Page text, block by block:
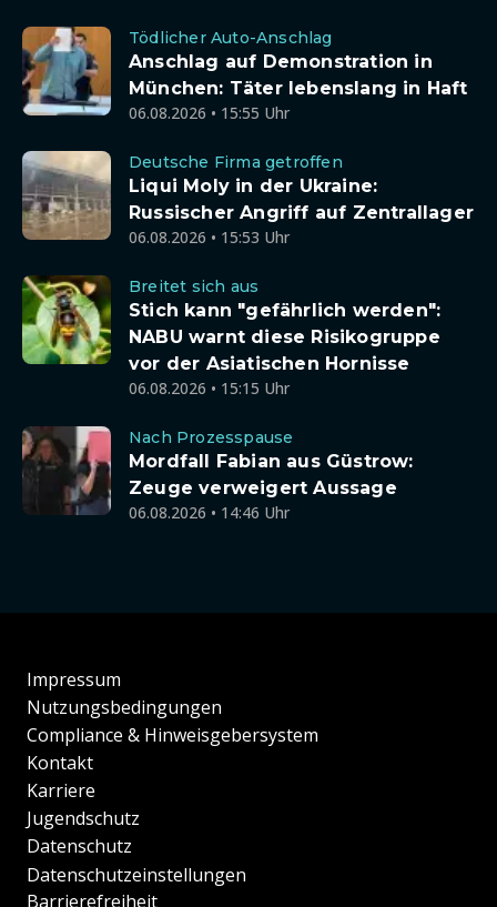
Tödlicher Auto-Anschlag
Anschlag auf Demonstration in
München: Täter lebenslang in Haft
06.08.2026 • 15:55 Uhr
Deutsche Firma getroffen
Liqui Moly in der Ukraine:
Russischer Angriff auf Zentrallager
06.08.2026 • 15:53 Uhr
Breitet sich aus
Stich kann "gefährlich werden":
NABU warnt diese Risikogruppe
vor der Asiatischen Hornisse
06.08.2026 • 15:15 Uhr
Nach Prozesspause
Mordfall Fabian aus Güstrow:
Zeuge verweigert Aussage
06.08.2026 • 14:46 Uhr
Impressum
Nutzungsbedingungen
Compliance & Hinweisgebersystem
Kontakt
Karriere
Jugendschutz
Datenschutz
Datenschutzeinstellungen
Barrierefreiheit